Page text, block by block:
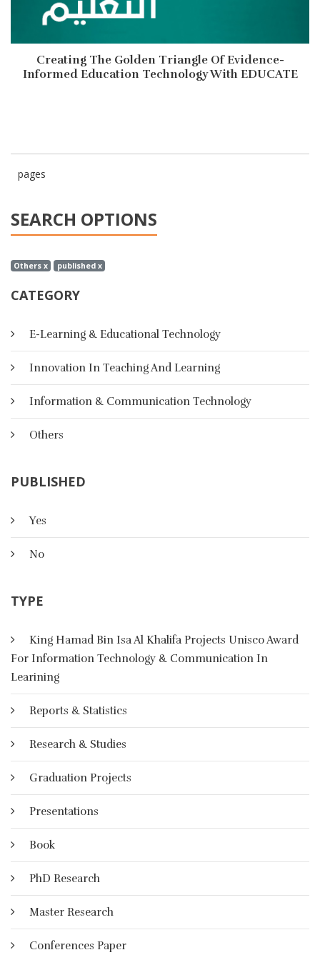
SEARCH OPTIONS
Others x published x
CATEGORY
E-Learning & Educational Technology
Innovation In Teaching And Learning
Information & Communication Technology
Others
PUBLISHED
Yes
No
TYPE
King Hamad Bin Isa Al Khalifa Projects Unisco Award
For Information Technology & Communication In
Learining
Reports & Statistics
Research & Studies
Graduation Projects
Presentations
Book
PhD Research
Master Research
Conferences Paper
Creating The Golden Triangle Of Evidence-
Informed Education Technology With EDUCATE
دليل التطبيقات الذكية للأطفال
الملف لنتعلم, لنفكر, لنكون. لنستمتع
More Details
pages